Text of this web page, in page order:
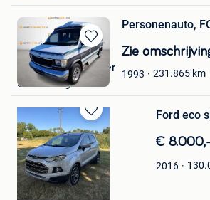
Bewaren
in
Mijn
Favorieten
Personenauto,
Zie
1993 231.865 km
Onlineveilingmeester
Soesterberg
Bewaren
in
Mijn
Favorieten
Ford eco
€ 8.000,-
2016
J&R
Nieuwerkerken